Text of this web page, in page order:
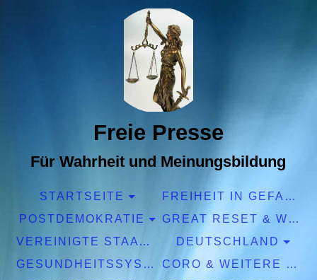
Freie Presse
Für Wahrheit und Meinungsbildung
STARTSEITE
FREIHEIT IN GEFAHR
POSTDEMOKRATIE
GREAT RESET & WEF
VEREINIGTE STAATEN EUROPA
DEUTSCHLAND
GESUNDHEITSSYSTEM
CORO & WEITERE PANDEMIEN